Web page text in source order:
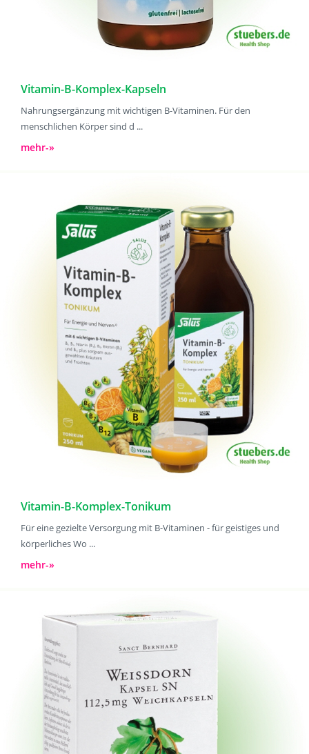
Vitamin-B-Komplex-Kapseln
Nahrungsergänzung mit wichtigen B-Vitaminen. Für den
menschlichen Körper sind d ...
mehr-»
Vitamin-B-Komplex-Tonikum
Für eine gezielte Versorgung mit B-Vitaminen - für geistiges und
körperliches Wo ...
mehr-»